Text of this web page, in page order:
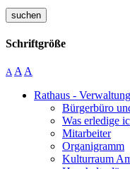
suchen
Schriftgröße
A A A
Rathaus - Verwaltung
Bürgerbüro
Was erledige
Mitarbeiter
Organigramm
Kulturraum